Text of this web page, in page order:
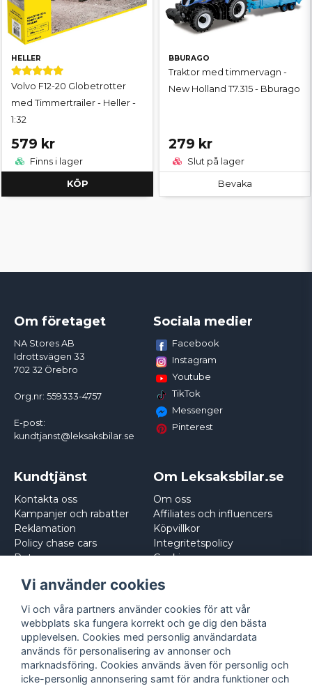
HELLER
Volvo F12-20 Globetrotter
med Timmertrailer - Heller -
1:32
579 kr
Finns i lager
KÖP
BBURAGO
Traktor med timmervagn -
New Holland T7.315 - Bburago
279 kr
Slut på lager
Bevaka
Om företaget
NA Stores AB
Idrottsvägen 33
702 32 Örebro
Org.nr: 559333-4757
E-post:
kundtjanst@leksaksbilar.se
Sociala medier
Facebook
Instagram
Youtube
TikTok
Messenger
Pinterest
Kundtjänst
Kontakta oss
Kampanjer och rabatter
Reklamation
Policy chase cars
Returnera
Om Leksaksbilar.se
Om oss
Affiliates och influencers
Köpvillkor
Integritetspolicy
Cookies
Vi använder cookies
Vi och våra partners använder cookies för att vår
webbplats ska fungera korrekt och ge dig den bästa
upplevelsen. Cookies med personlig användardata
används för personalisering av annonser och
marknadsföring. Cookies används även för personlig och
icke-personlig annonsering samt för andra funktioner och